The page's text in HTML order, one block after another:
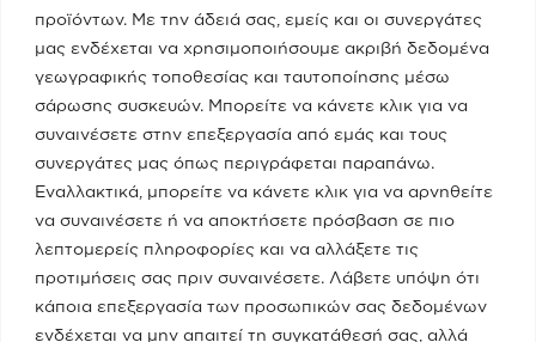
προϊόντων. Με την άδειά σας, εμείς και οι συνεργάτες
μας ενδέχεται να χρησιμοποιήσουμε ακριβή δεδομένα
γεωγραφικής τοποθεσίας και ταυτοποίησης μέσω
σάρωσης συσκευών. Μπορείτε να κάνετε κλικ για να
συναινέσετε στην επεξεργασία από εμάς και τους
συνεργάτες μας όπως περιγράφεται παραπάνω.
Εναλλακτικά, μπορείτε να κάνετε κλικ για να αρνηθείτε
να συναινέσετε ή να αποκτήσετε πρόσβαση σε πιο
λεπτομερείς πληροφορίες και να αλλάξετε τις
προτιμήσεις σας πριν συναινέσετε. Λάβετε υπόψη ότι
κάποια επεξεργασία των προσωπικών σας δεδομένων
ενδέχεται να μην απαιτεί τη συγκατάθεσή σας, αλλά
Κατηγορίες
Ποια Είμαι
Το Υπουργείο
Πειραιάς - Νησιά